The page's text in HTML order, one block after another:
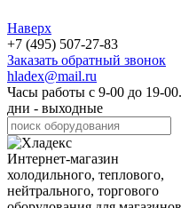
Наверх
+7 (495) 507-27-83
Заказать обратный звонок
hladex@mail.ru
Часы работы с 9-00 до 19-00
дни - выходные
Интернет-магазин
холодильного, теплового,
нейтрального, торгового